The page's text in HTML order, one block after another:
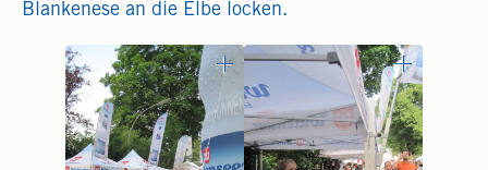
Blankenese an die Elbe locken.